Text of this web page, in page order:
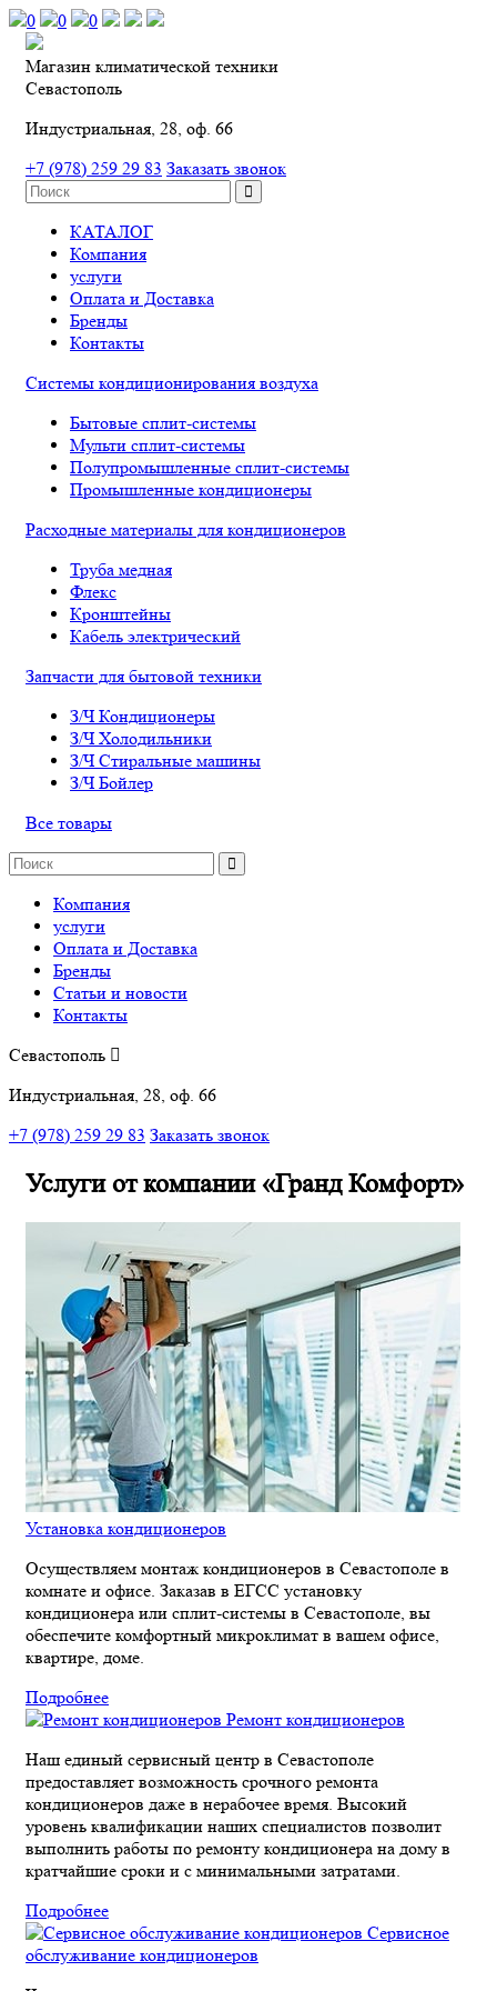
0 0 0
Магазин климатической техники
Севастополь
Индустриальная, 28, оф. 66
+7 (978) 259 29 83 Заказать звонок
КАТАЛОГ
Компания
услуги
Оплата и Доставка
Бренды
Контакты
Системы кондиционирования воздуха
Бытовые сплит-системы
Мульти сплит-системы
Полупромышленные сплит-системы
Промышленные кондиционеры
Расходные материалы для кондиционеров
Труба медная
Флекс
Кронштейны
Кабель электрический
Запчасти для бытовой техники
З/Ч Кондиционеры
З/Ч Холодильники
З/Ч Стиральные машины
З/Ч Бойлер
Все товары
Компания
услуги
Оплата и Доставка
Бренды
Статьи и новости
Контакты
Севастополь
Индустриальная, 28, оф. 66
+7 (978) 259 29 83 Заказать звонок
Услуги от компании «Гранд Комфорт»
Установка кондиционеров
Осуществляем монтаж кондиционеров в Севастополе в
комнате и офисе. Заказав в ЕГСС установку
кондиционера или сплит-системы в Севастополе, вы
обеспечите комфортный микроклимат в вашем офисе,
квартире, доме.
Подробнее
Ремонт кондиционеров
Наш единый сервисный центр в Севастополе
предоставляет возможность срочного ремонта
кондиционеров даже в нерабочее время. Высокий
уровень квалификации наших специалистов позволит
выполнить работы по ремонту кондиционера на дому в
кратчайшие сроки и с минимальными затратами.
Подробнее
Сервисное
обслуживание кондиционеров